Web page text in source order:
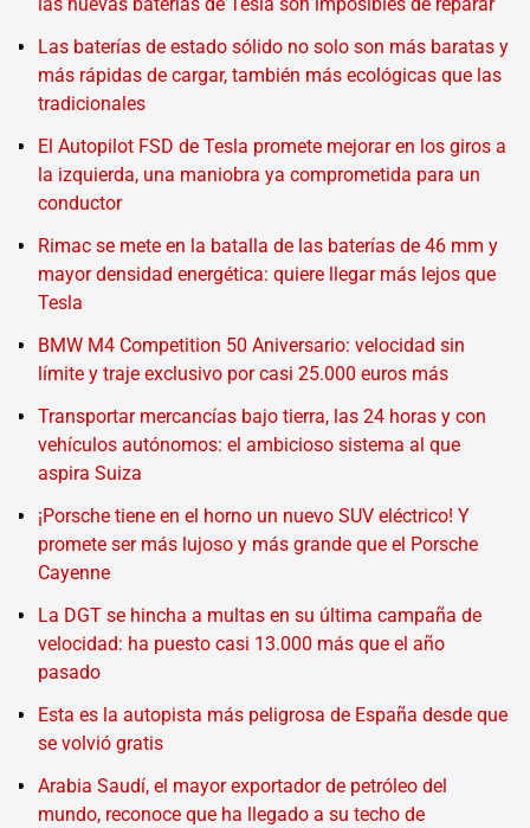
Las baterías de estado sólido no solo son más baratas y
más rápidas de cargar, también más ecológicas que las
tradicionales
El Autopilot FSD de Tesla promete mejorar en los giros a
la izquierda, una maniobra ya comprometida para un
conductor
Rimac se mete en la batalla de las baterías de 46 mm y
mayor densidad energética: quiere llegar más lejos que
Tesla
BMW M4 Competition 50 Aniversario: velocidad sin
límite y traje exclusivo por casi 25.000 euros más
Transportar mercancías bajo tierra, las 24 horas y con
vehículos autónomos: el ambicioso sistema al que
aspira Suiza
¡Porsche tiene en el horno un nuevo SUV eléctrico! Y
promete ser más lujoso y más grande que el Porsche
Cayenne
La DGT se hincha a multas en su última campaña de
velocidad: ha puesto casi 13.000 más que el año
pasado
Esta es la autopista más peligrosa de España desde que
se volvió gratis
Arabia Saudí, el mayor exportador de petróleo del
mundo, reconoce que ha llegado a su techo de